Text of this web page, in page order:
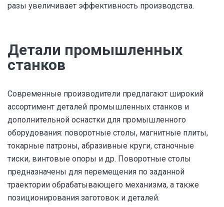
разы увеличивает эффективность производства.
Детали промышленных
станков
Современные производители предлагают широкий
ассортимент деталей промышленных станков и
дополнительной оснастки для промышленного
оборудования: поворотные столы, магнитные плиты,
токарные патроны, абразивные круги, станочные
тиски, винтовые опоры и др. Поворотные столы
предназначены для перемещения по заданной
траектории обрабатывающего механизма, а также
позиционирования заготовок и деталей.